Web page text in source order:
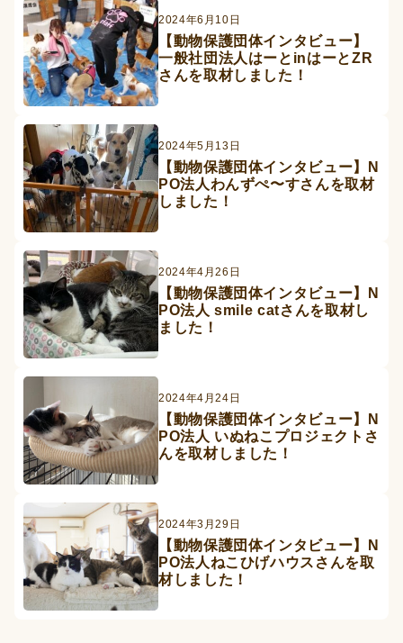
2024年6月10日
【動物保護団体インタビュー】
一般社団法人はーとinはーとZR
さんを取材しました！
2024年5月13日
【動物保護団体インタビュー】N
PO法人わんずぺ〜すさんを取材
しました！
2024年4月26日
【動物保護団体インタビュー】N
PO法人 smile catさんを取材し
ました！
2024年4月24日
【動物保護団体インタビュー】N
PO法人 いぬねこプロジェクトさ
んを取材しました！
2024年3月29日
【動物保護団体インタビュー】N
PO法人ねこひげハウスさんを取
材しました！